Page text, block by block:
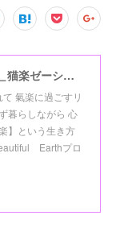
抜針与楽＿＿【ねこ処】＿＿猫楽ゼーションHome☆
氣楽に過ごすリ
暮らしながら 心
】という生き方
Earthプロ